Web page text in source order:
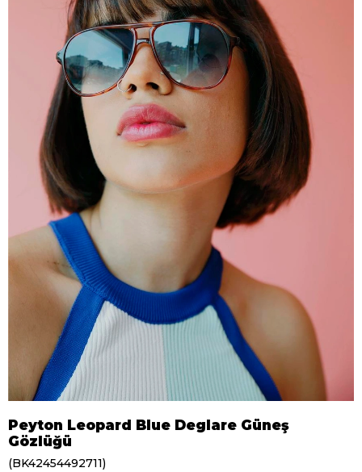
Peyton Leopard Blue Deglare Güneş
Gözlüğü
(BK42454492711)